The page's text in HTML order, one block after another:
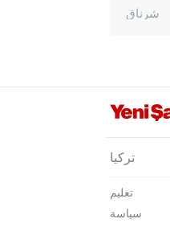
شرناق
طرابزون
طونجالي
فان
تركيا
تعليم
سياسة